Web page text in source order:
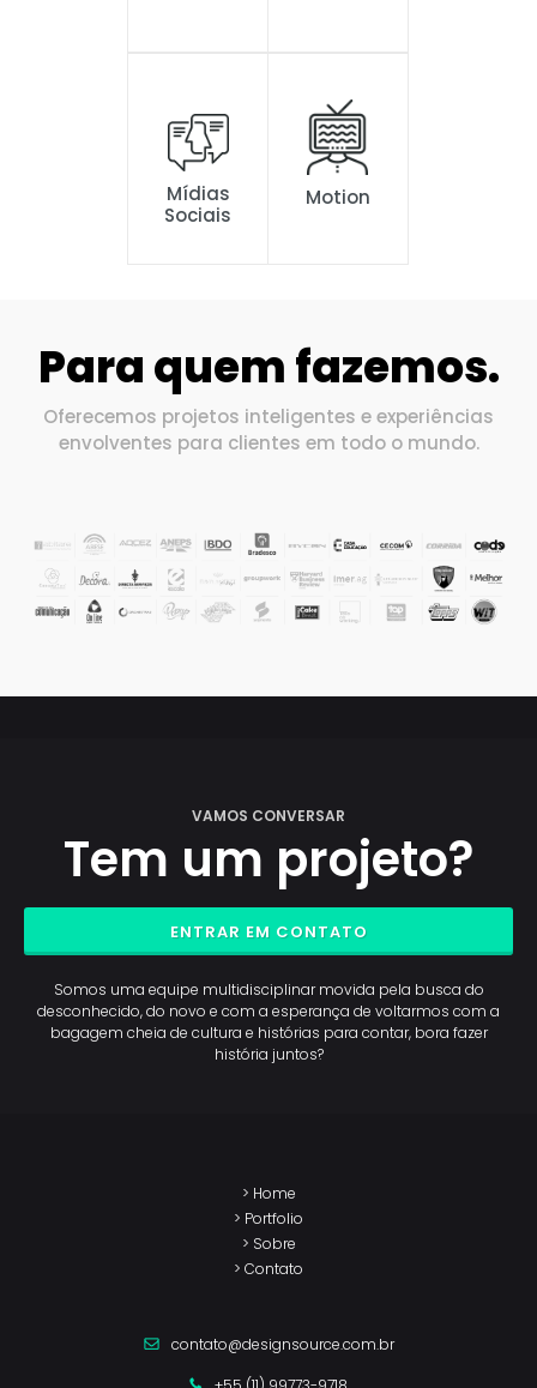
Mídias
Sociais
Motion
Para quem fazemos.
Oferecemos projetos inteligentes e experiências
envolventes para clientes em todo o mundo.
VAMOS CONVERSAR
Tem um projeto?
ENTRAR EM CONTATO
Somos uma equipe multidisciplinar movida pela busca do
desconhecido, do novo e com a esperança de voltarmos com a
bagagem cheia de cultura e histórias para contar, bora fazer
história juntos?
> Home
> Portfolio
> Sobre
> Contato
contato@designsource.com.br